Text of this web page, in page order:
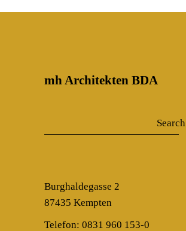
mh Architekten BDA
Search
Burghaldegasse 2
87435 Kempten
Telefon: 0831 960 153-0